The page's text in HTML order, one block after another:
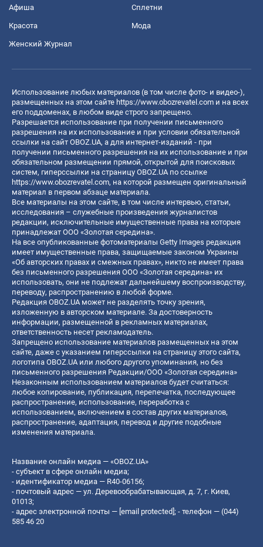
Афиша Сплетни
Красота Мода
Женский Журнал
Использование любых материалов (в том числе фото- и видео-),
размещенных на этом сайте https://www.obozrevatel.com и на всех
его поддоменах, в любом виде строго запрещено.
Разрешается использование при получении письменного
разрешения на их использование и при условии обязательной
ссылки на сайт OBOZ.UA, а для интернет-изданий - при
получении письменного разрешения на их использование и при
обязательном размещении прямой, открытой для поисковых
систем, гиперссылки на страницу OBOZ.UA по ссылке
https://www.obozrevatel.com, на которой размещен оригинальный
материал в первом абзаце материала.
Все материалы на этом сайте, в том числе интервью, статьи,
исследования – служебные произведения журналистов
редакции, исключительные имущественные права на которые
принадлежат ООО «Золотая середина».
На все опубликованные фотоматериалы Getty Images редакция
имеет имущественные права, защищаемые законом Украины
«Об авторских правах и смежных правах», никто не имеет права
без письменного разрешения ООО «Золотая середина» их
использовать, они не подлежат дальнейшему воспроизводству,
переводу, распространению в любой форме.
Редакция OBOZ.UA может не разделять точку зрения,
изложенную в авторском материале. За достоверность
информации, размещенной в рекламных материалах,
ответственность несет рекламодатель.
Запрещено использование материалов размещенных на этом
сайте, даже с указанием гиперссылки на страницу этого сайта,
логотипа OBOZ.UA или любого другого упоминания, но без
письменного разрешения Редакции/ООО «Золотая середина»
Незаконным использованием материалов будет считаться:
любое копирование, публикация, перепечатка, последующее
распространение, использование, переработка с
использованием, включением в состав других материалов,
распространение, адаптация, перевод и другие подобные
изменения материала.
Название онлайн медиа — «OBOZ.UA»
- субъект в сфере онлайн медиа;
- идентификатор медиа — R40-06156;
- почтовый адрес — ул. Деревообрабатывающая, д. 7, г. Киев,
01013;
- адрес электронной почты — [email protected]; - телефон — (044)
585 46 20